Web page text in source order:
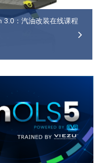
3.0：汽油改装在线课程